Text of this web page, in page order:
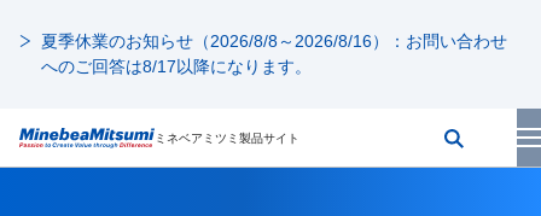
夏季休業のお知らせ（2026/8/8～2026/8/16）：お問い合わせ
へのご回答は8/17以降になります。
ミネベアミツミ製品サイト